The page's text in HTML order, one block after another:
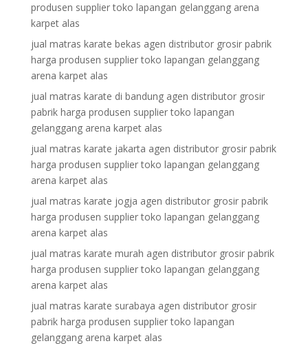
produsen supplier toko lapangan gelanggang arena
karpet alas
jual matras karate bekas agen distributor grosir pabrik
harga produsen supplier toko lapangan gelanggang
arena karpet alas
jual matras karate di bandung agen distributor grosir
pabrik harga produsen supplier toko lapangan
gelanggang arena karpet alas
jual matras karate jakarta agen distributor grosir pabrik
harga produsen supplier toko lapangan gelanggang
arena karpet alas
jual matras karate jogja agen distributor grosir pabrik
harga produsen supplier toko lapangan gelanggang
arena karpet alas
jual matras karate murah agen distributor grosir pabrik
harga produsen supplier toko lapangan gelanggang
arena karpet alas
jual matras karate surabaya agen distributor grosir
pabrik harga produsen supplier toko lapangan
gelanggang arena karpet alas